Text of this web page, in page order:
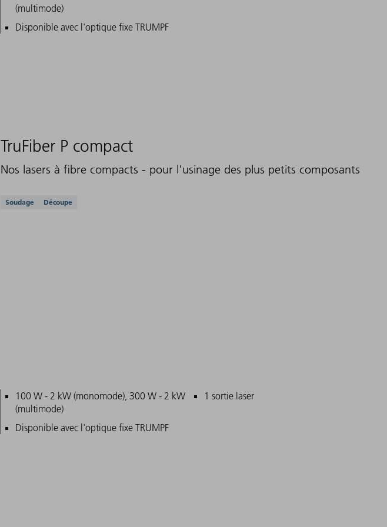
(multimode)
Disponible avec l'optique fixe TRUMPF
TruFiber P compact
Nos lasers à fibre compacts - pour l'usinage des plus petits composants
Applications prises en charge
Soudage Découpe
Caractéristiques principales
100 W - 2 kW (monomode), 300 W - 2 kW
(multimode)
1 sortie laser
Disponible avec l'optique fixe TRUMPF